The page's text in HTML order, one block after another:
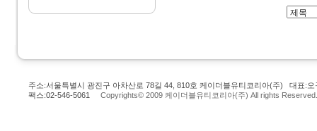
주소:서울특별시 광진구 아차산로 78길 44, 810호 케이더블유티코리아(주) 대표
팩스:02-546-5061 Copyrights© 2009 케이더블유티코리아(주) All rights Reserved.